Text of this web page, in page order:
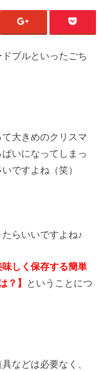
ブルといったごち
大きめのクリスマ
いになってしまっ
ですよね（笑）
らいいですよね♪
味しく保存する簡単
？】 ということにつ
などは必要なく、